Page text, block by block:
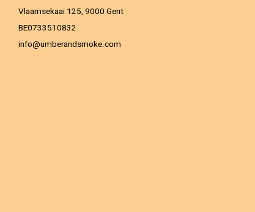
Vlaamsekaai 125, 9000 Gent
BE0733510832
info@umberandsmoke.com